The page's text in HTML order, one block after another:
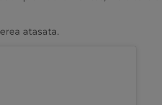
atasata.